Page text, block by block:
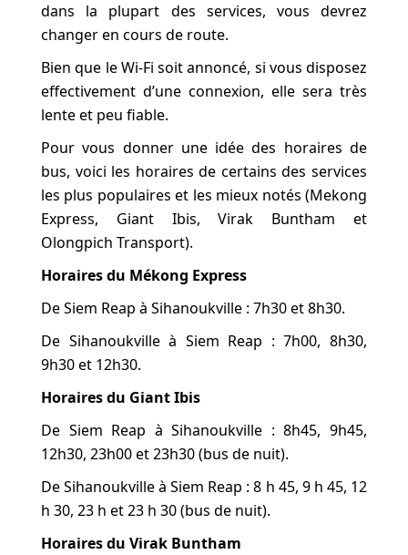
dans la plupart des services, vous devrez
changer en cours de route.
Bien que le Wi-Fi soit annoncé, si vous disposez
effectivement d’une connexion, elle sera très
lente et peu fiable.
Pour vous donner une idée des horaires de
bus, voici les horaires de certains des services
les plus populaires et les mieux notés (Mekong
Express, Giant Ibis, Virak Buntham et
Olongpich Transport).
Horaires du Mékong Express
De Siem Reap à Sihanoukville : 7h30 et 8h30.
De Sihanoukville à Siem Reap : 7h00, 8h30,
9h30 et 12h30.
Horaires du Giant Ibis
De Siem Reap à Sihanoukville : 8h45, 9h45,
12h30, 23h00 et 23h30 (bus de nuit).
De Sihanoukville à Siem Reap : 8 h 45, 9 h 45, 12
h 30, 23 h et 23 h 30 (bus de nuit).
Horaires du Virak Buntham